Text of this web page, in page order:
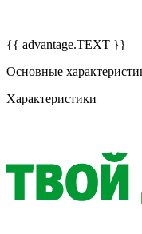
{{ advantage.TEXT }}
Основные
Характеристики